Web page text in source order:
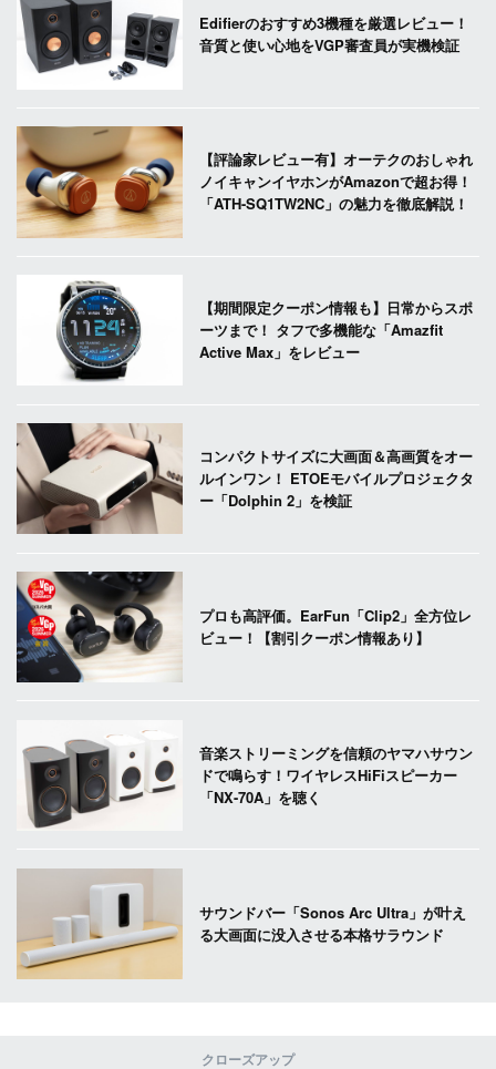
Edifierのおすすめ3機種を厳選レビュー！
音質と使い心地をVGP審査員が実機検証
【評論家レビュー有】オーテクのおしゃれ
ノイキャンイヤホンがAmazonで超お得！
「ATH-SQ1TW2NC」の魅力を徹底解説！
【期間限定クーポン情報も】日常からスポ
ーツまで！ タフで多機能な「Amazfit
Active Max」をレビュー
コンパクトサイズに大画面＆高画質をオー
ルインワン！ ETOEモバイルプロジェクタ
ー「Dolphin 2」を検証
プロも高評価。EarFun「Clip2」全方位レ
ビュー！【割引クーポン情報あり】
音楽ストリーミングを信頼のヤマハサウン
ドで鳴らす！ワイヤレスHiFiスピーカー
「NX-70A」を聴く
サウンドバー「Sonos Arc Ultra」が叶え
る大画面に没入させる本格サラウンド
クローズアップ